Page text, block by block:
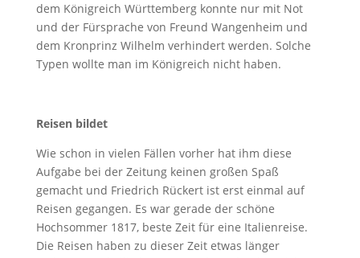
dem Königreich Württemberg konnte nur mit Not
und der Fürsprache von Freund Wangenheim und
dem Kronprinz Wilhelm verhindert werden. Solche
Typen wollte man im Königreich nicht haben.
Reisen bildet
Wie schon in vielen Fällen vorher hat ihm diese
Aufgabe bei der Zeitung keinen großen Spaß
gemacht und Friedrich Rückert ist erst einmal auf
Reisen gegangen. Es war gerade der schöne
Hochsommer 1817, beste Zeit für eine Italienreise.
Die Reisen haben zu dieser Zeit etwas länger